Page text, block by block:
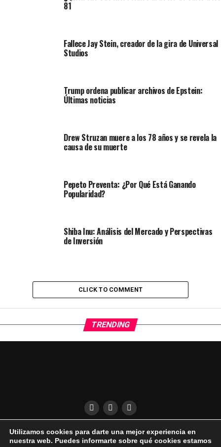
81
Fallece Jay Stein, creador de la gira de Universal
Studios
Trump ordena publicar archivos de Epstein:
Últimas noticias
Drew Struzan muere a los 78 años y se revela la
causa de su muerte
Pepeto Preventa: ¿Por Qué Está Ganando
Popularidad?
Shiba Inu: Análisis del Mercado y Perspectivas
de Inversión
CLICK TO COMMENT
TRENDING
QUÍENES SOMOS CONDICIONES DE USO
DESCARGO DE RESPONSABILIDAD
Utilizamos cookies para darte una mejor experiencia en
nuestra web. Puedes informarte sobre qué cookies estamos